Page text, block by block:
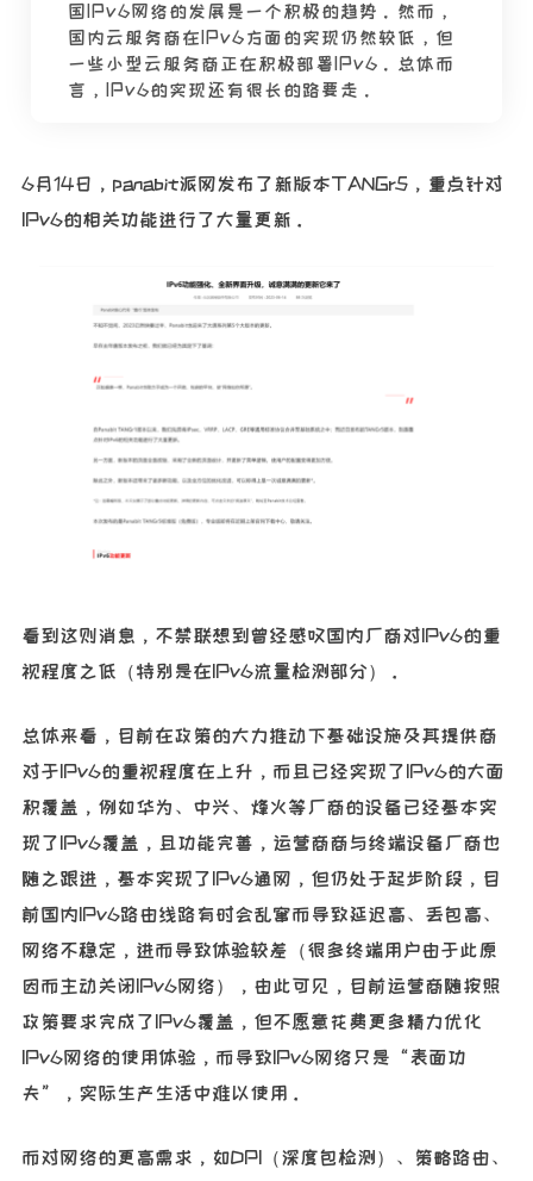
国IPv6网络的发展是一个积极的趋势。然而，
国内云服务商在IPv6方面的实现仍然较低，但
一些小型云服务商正在积极部署IPv6。总体而
言，IPv6的实现还有很长的路要走。
6月14日，panabit派网发布了新版本TANGr5，重点针对
IPv6的相关功能进行了大量更新。
看到这则消息，不禁联想到曾经感叹国内厂商对IPv6的重
视程度之低（特别是在IPv6流量检测部分）。
总体来看，目前在政策的大力推动下基础设施及其提供商
对于IPv6的重视程度在上升，而且已经实现了IPv6的大面
积覆盖，例如华为、中兴、烽火等厂商的设备已经基本实
现了IPv6覆盖，且功能完善，运营商商与终端设备厂商也
随之跟进，基本实现了IPv6通网，但仍处于起步阶段，目
前国内IPv6路由线路有时会乱窜而导致延迟高、丢包高、
网络不稳定，进而导致体验较差（很多终端用户由于此原
因而主动关闭IPv6网络），由此可见，目前运营商随按照
政策要求完成了IPv6覆盖，但不愿意花费更多精力优化
IPv6网络的使用体验，而导致IPv6网络只是“表面功
夫”，实际生产生活中难以使用。
而对网络的更高需求，如DPI（深度包检测）、策略路由、